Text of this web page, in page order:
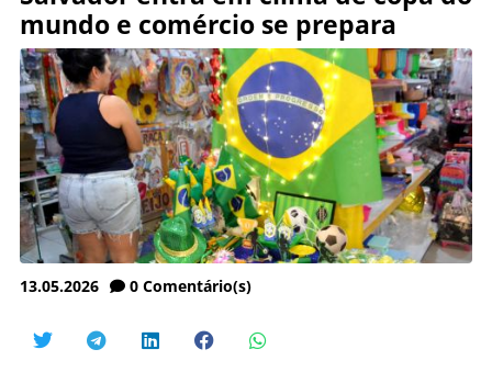
mundo e comércio se prepara
13.05.2026 0 Comentário(s)